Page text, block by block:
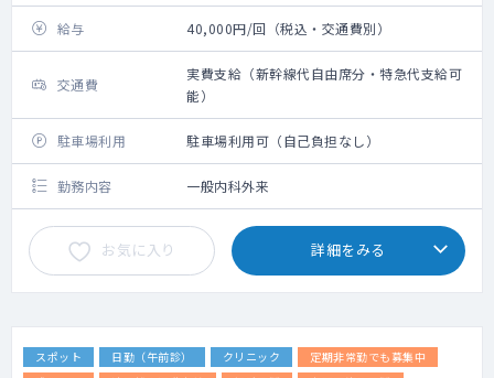
給与 40,000円/回（税込・交通費別）
交通費
実費支給（新幹線代自由席分・特急代支給可
能）
駐車場利用 駐車場利用可（自己負担なし）
勤務内容 一般内科外来
お気に入り 詳細をみる
スポット 日勤（午前診） クリニック
定期非常勤でも募集中